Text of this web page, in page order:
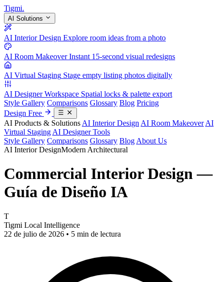
Tigmi.
AI Solutions
AI Interior Design Explore room ideas from a photo
AI Room Makeover Instant 15-second visual redesigns
AI Virtual Staging Stage empty listing photos digitally
AI Designer Workspace Spatial locks & palette export
Style Gallery Comparisons Glossary Blog Pricing
Design Free
AI Products & Solutions AI Interior Design AI Room Makeover AI
Virtual Staging AI Designer Tools
Style Gallery Comparisons Glossary Blog About Us
AI Interior DesignModern Architectural
Commercial Interior Design —
Guía de Diseño IA
T
Tigmi Local Intelligence
22 de julio de 2026 • 5 min de lectura